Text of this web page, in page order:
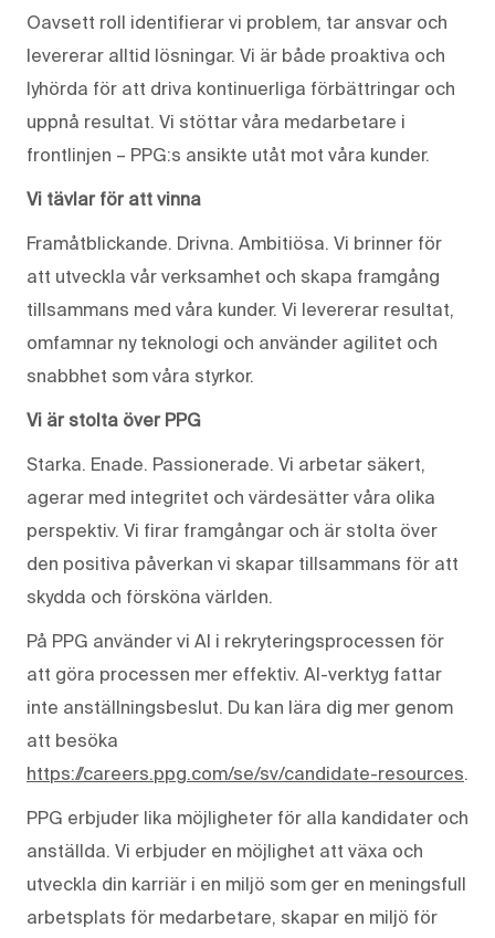
Oavsett roll identifierar vi problem, tar ansvar och
levererar alltid lösningar. Vi är både proaktiva och
lyhörda för att driva kontinuerliga förbättringar och
uppnå resultat. Vi stöttar våra medarbetare i
frontlinjen – PPG:s ansikte utåt mot våra kunder.
Vi tävlar för att vinna
Framåtblickande. Drivna. Ambitiösa. Vi brinner för
att utveckla vår verksamhet och skapa framgång
tillsammans med våra kunder. Vi levererar resultat,
omfamnar ny teknologi och använder agilitet och
snabbhet som våra styrkor.
Vi är stolta över PPG
Starka. Enade. Passionerade. Vi arbetar säkert,
agerar med integritet och värdesätter våra olika
perspektiv. Vi firar framgångar och är stolta över
den positiva påverkan vi skapar tillsammans för att
skydda och försköna världen.
På PPG använder vi AI i rekryteringsprocessen för
att göra processen mer effektiv. AI-verktyg fattar
inte anställningsbeslut. Du kan lära dig mer genom
att besöka
https://careers.ppg.com/se/sv/candidate-resources.
PPG erbjuder lika möjligheter för alla kandidater och
anställda. Vi erbjuder en möjlighet att växa och
utveckla din karriär i en miljö som ger en meningsfull
arbetsplats för medarbetare, skapar en miljö för